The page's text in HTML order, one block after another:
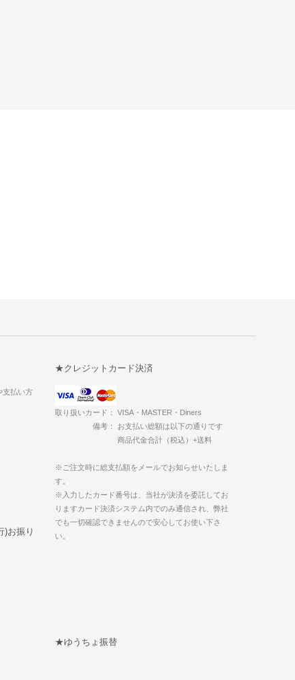
支払い方
★クレジットカード決済
取り扱いカード： VISA・MASTER・Diners
備考： お支払い総額は以下の通りです
商品代金合計（税込）+送料
※ご注文時に総支払額をメールでお知らせいたしま
す。
※入力したカード番号は、当社が決済を委託してお
りますカード決済システム内でのみ通信され、弊社
でも一切確認できませんので安心してお使い下さ
い。
)お振り
★ゆうちょ振替